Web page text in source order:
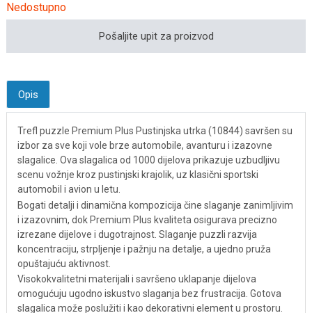
Nedostupno
Pošaljite upit za proizvod
Opis
Trefl puzzle Premium Plus Pustinjska utrka (10844) savršen su
izbor za sve koji vole brze automobile, avanturu i izazovne
slagalice. Ova slagalica od 1000 dijelova prikazuje uzbudljivu
scenu vožnje kroz pustinjski krajolik, uz klasični sportski
automobil i avion u letu.
Bogati detalji i dinamična kompozicija čine slaganje zanimljivim
i izazovnim, dok Premium Plus kvaliteta osigurava precizno
izrezane dijelove i dugotrajnost. Slaganje puzzli razvija
koncentraciju, strpljenje i pažnju na detalje, a ujedno pruža
opuštajuću aktivnost.
Visokokvalitetni materijali i savršeno uklapanje dijelova
omogućuju ugodno iskustvo slaganja bez frustracija. Gotova
slagalica može poslužiti i kao dekorativni element u prostoru.